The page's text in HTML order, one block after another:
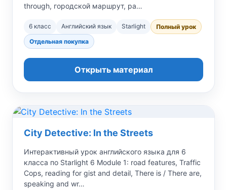
through, городской маршрут, ра…
6 класс Английский язык Starlight
Полный урок
Отдельная покупка
Открыть материал
City Detective: In the Streets
Интерактивный урок английского языка для 6
класса по Starlight 6 Module 1: road features, Traffic
Cops, reading for gist and detail, There is / There are,
speaking and wr…